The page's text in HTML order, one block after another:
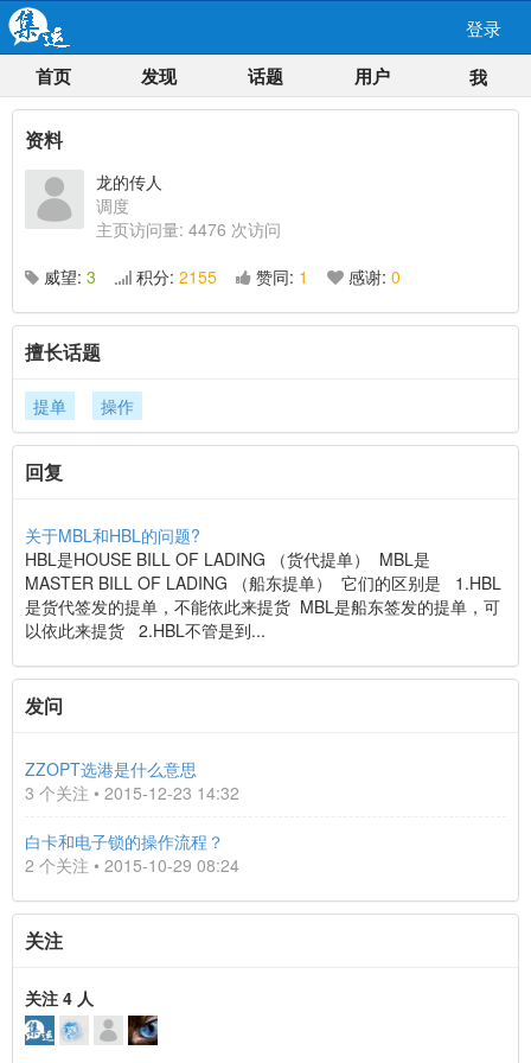
登录
首页 发现 话题 用户 我
资料
龙的传人
调度
主页访问量: 4476 次访问
威望: 3 积分: 2155 赞同: 1 感谢: 0
擅长话题
提单 操作
回复
关于MBL和HBL的问题?
HBL是HOUSE BILL OF LADING （货代提单） MBL是
MASTER BILL OF LADING （船东提单） 它们的区别是 1.HBL
是货代签发的提单，不能依此来提货 MBL是船东签发的提单，可
以依此来提货 2.HBL不管是到...
发问
ZZOPT选港是什么意思
3 个关注 • 2015-12-23 14:32
白卡和电子锁的操作流程？
2 个关注 • 2015-10-29 08:24
关注
关注 4 人